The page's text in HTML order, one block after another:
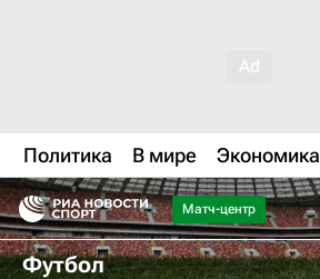
Политика В мире Экономика
Матч-центр
Футбол